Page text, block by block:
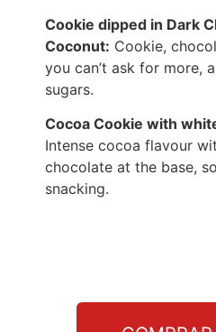
Cookie dipped in Dark
Coconut: Cookie,
you can’t ask for more,
sugars.
Cocoa Cookie with
Intense cocoa flavour
chocolate at the base,
snacking.